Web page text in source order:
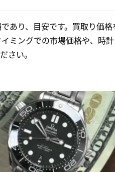
あり、目安です。買取り価
ミングでの市場価格や、時
さい。